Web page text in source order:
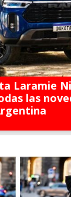
Laramie
las